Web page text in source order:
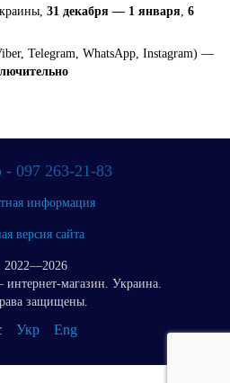
31 декабря — 1 января 6
Telegram, WhatsApp, Instagram) —
- 097 263-21-83
информация
версия сайта
магазин. Украина.
защищены.
Укр Eng